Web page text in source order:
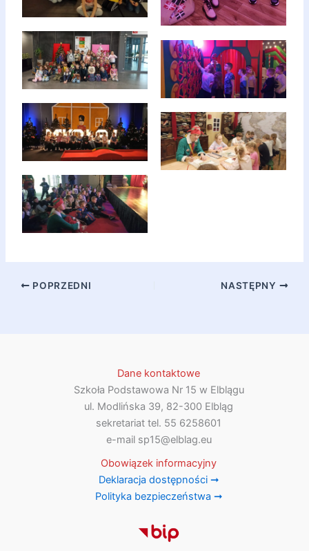
POPRZEDNI NASTĘPNY
Dane kontaktowe
Szkoła Podstawowa Nr 15 w Elblągu
ul. Modlińska 39, 82-300 Elbląg
sekretariat tel. 55 6258601
e-mail sp15@elblag.eu
Obowiązek informacyjny
Deklaracja dostępności ➞
Polityka bezpieczeństwa ➞